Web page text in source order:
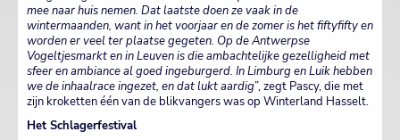
mee naar huis nemen. Dat laatste doen ze vaak in de
wintermaanden, want in het voorjaar en de zomer is het fiftyfifty en
worden er veel ter plaatse gegeten. Op de Antwerpse
Vogeltjesmarkt en in Leuven is die ambachtelijke gezelligheid met
sfeer en ambiance al goed ingeburgerd. In Limburg en Luik hebben
we de inhaalrace ingezet, en dat lukt aardig”, zegt Pascy, die met
zijn kroketten één van de blikvangers was op Winterland Hasselt.
Het Schlagerfestival